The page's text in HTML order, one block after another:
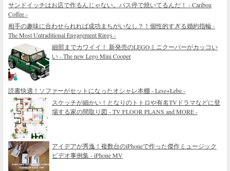
サンドイッチはお店で作るんじゃない。バス停で焼いてるんだ！ - Caribou
Coffee -
相手の趣味に合わせられれば成功まちがいなし？！個性的すぎる婚約指輪 -
The Most Untraditional Engagement Rings -
細部までカワイイ！ 新発売のLEGOミニクーパーがカッコい
い - The new Lego Mini Cooper
読書快適！ソファーがセットになったオシャレ本棚 - Lese+Lebe -
スケッチが細かい！となりのトトロや有名TVドラマなどに登
場する家の間取り図 - TV FLOOR PLANS and MORE -
アイデアが秀逸！複数台のiPhoneで作った傑作ミュージック
ビデオ事例集 - iPhone MV